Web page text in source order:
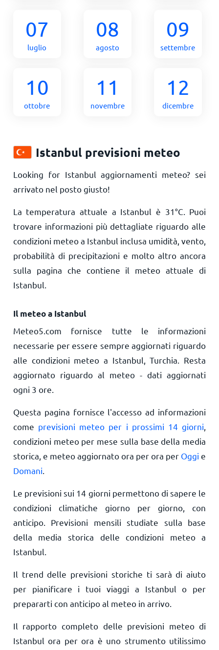
07
luglio
08
agosto
09
settembre
10
ottobre
11
novembre
12
dicembre
Istanbul previsioni meteo
Looking for Istanbul aggiornamenti meteo? sei
arrivato nel posto giusto!
La temperatura attuale a Istanbul è 31°C . Puoi
trovare informazioni più dettagliate riguardo alle
condizioni meteo a Istanbul inclusa umidità, vento,
probabilità di precipitazioni e molto altro ancora
sulla pagina che contiene il meteo attuale di
Istanbul.
Il meteo a Istanbul
Meteo5.com fornisce tutte le informazioni
necessarie per essere sempre aggiornati riguardo
alle condizioni meteo a Istanbul, Turchia. Resta
aggiornato riguardo al meteo - dati aggiornati
ogni 3 ore.
Questa pagina fornisce l'accesso ad informazioni
come previsioni meteo per i prossimi 14 giorni
condizioni meteo per mese sulla base della media
storica, e meteo aggiornato ora per ora per Oggi e
Domani
Le previsioni sui 14 giorni permettono di sapere le
condizioni climatiche giorno per giorno, con
anticipo. Previsioni mensili studiate sulla base
della media storica delle condizioni meteo a
Istanbul.
Il trend delle previsioni storiche ti sarà di aiuto
per pianificare i tuoi viaggi a Istanbul o per
prepararti con anticipo al meteo in arrivo.
Il rapporto completo delle previsioni meteo di
Istanbul ora per ora è uno strumento utilissimo